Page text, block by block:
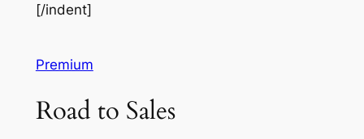
[/indent]
Premium
Road to Sales